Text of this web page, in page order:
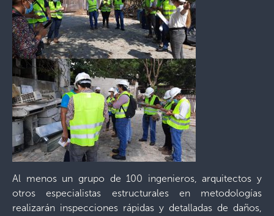
Al menos un grupo de 100 ingenieros, arquitectos y
otros especialistas estructurales en metodologías
realizarán inspecciones rápidas y detalladas de daños,